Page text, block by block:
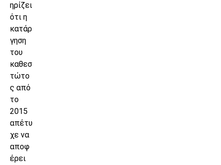
ηρίζει
ότι η
κατάρ
γηση
του
καθεσ
τώτο
ς από
το
2015
απέτυ
χε να
αποφ
έρει